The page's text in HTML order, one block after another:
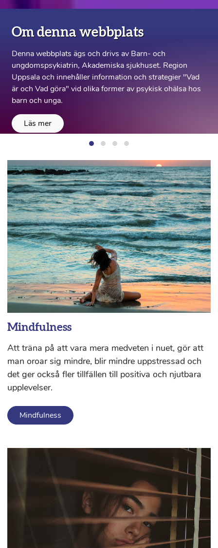
Om denna webbplats
Denna webbplats ägs och drivs av Barn- och
ungdomspsykiatrin, Akademiska sjukhuset. Region
Uppsala och innehåller information och strategier "Vad
är och Vad göra" vid olika former av psykisk ohälsa hos
barn och unga.
Läs mer
Mindfulness
Att träna på att vara mera medveten i nuet, gör att
man oroar sig mindre, blir mindre uppstressad och
det ger också fler tillfällen till positiva och njutbara
upplevelser.
Mindfulness